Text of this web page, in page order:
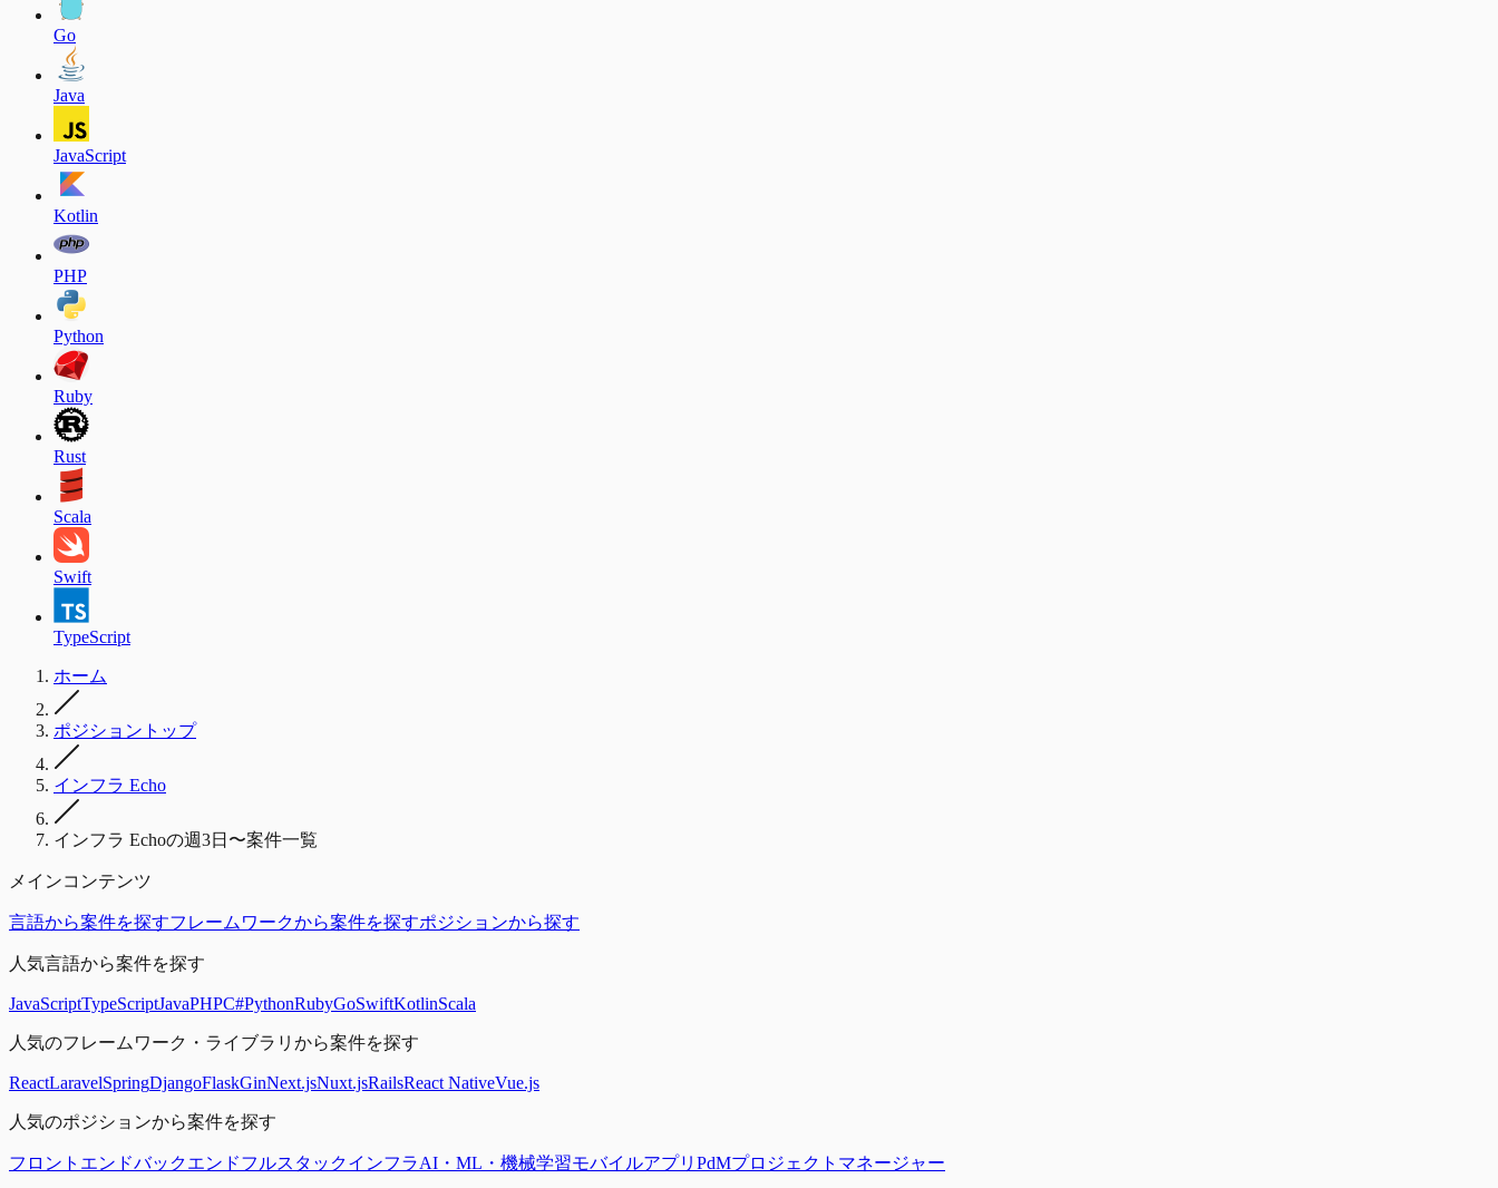
Go
Java
JavaScript
Kotlin
PHP
Python
Ruby
Rust
Scala
Swift
TypeScript
ホーム
ポジショントップ
インフラ Echo
インフラ Echoの週3日〜案件一覧
メインコンテンツ
言語から案件を探すフレームワークから案件を探すポジションから探す
人気言語から案件を探す
JavaScriptTypeScriptJavaPHPC#PythonRubyGoSwiftKotlinScala
人気のフレームワーク・ライブラリから案件を探す
ReactLaravelSpringDjangoFlaskGinNext.jsNuxt.jsRailsReact NativeVue.js
人気のポジションから案件を探す
フロントエンドバックエンドフルスタックインフラAI・ML・機械学習モバイルアプリ PdMプロジェクトマネージャー